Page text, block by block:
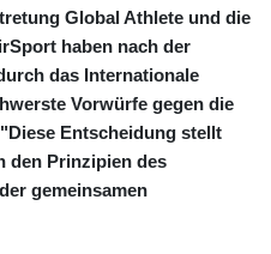
Global Athlete und die
haben nach der
das Internationale
Vorwürfe gegen die
Entscheidung stellt
den Prinzipien des
gemeinsamen